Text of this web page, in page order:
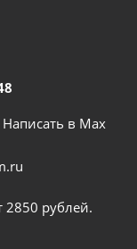
Написать в Мах
2850 рублей.